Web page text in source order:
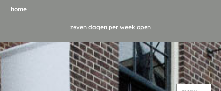
home
zeven dagen per week open